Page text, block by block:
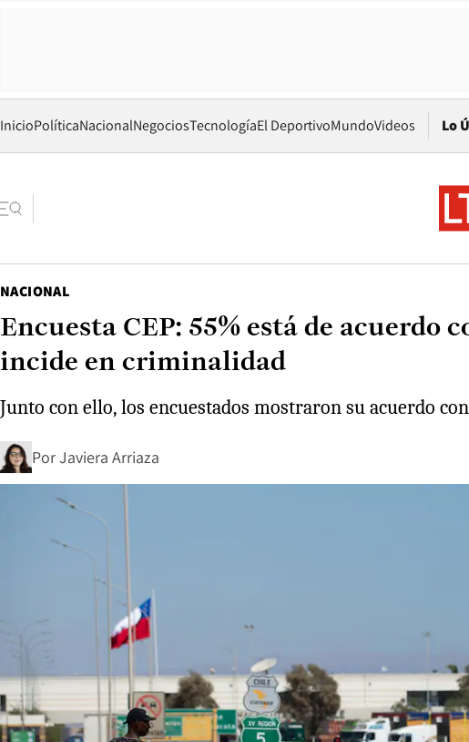
InicioPolíticaNacionalNegociosTecnologíaEl DeportivoMundoVideos Lo
NACIONAL
Encuesta CEP: 55% está de
incide en criminalidad
Junto con ello, los encuestados mostraron su acuerdo
PorJaviera Arriaza